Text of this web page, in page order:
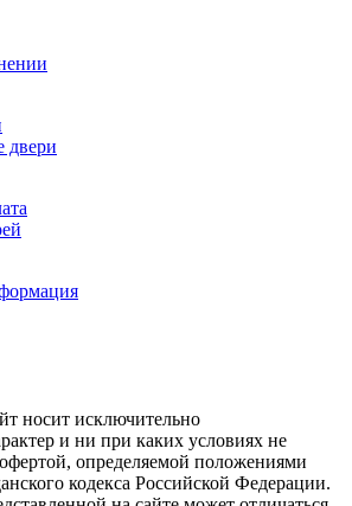
двери
носит исключительно
и ни при каких условиях не
определяемой положениями
кодекса Российской Федерации.